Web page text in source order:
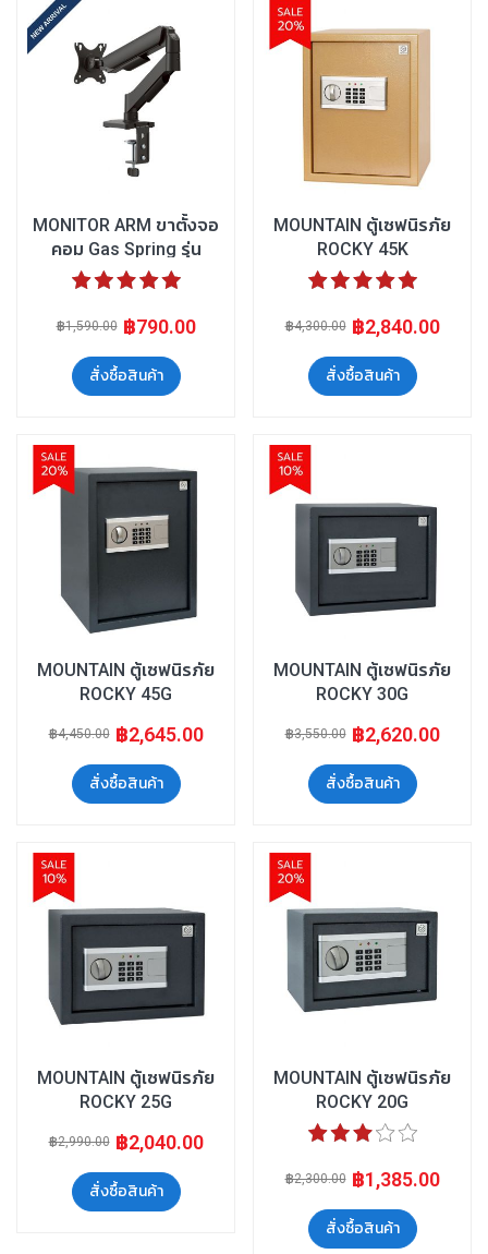
MONITOR ARM ขาตั้งจอ
คอม Gas Spring รุ่น
MO46-1M
ระดับคะแนน:
฿790.00
฿1,590.00
สั่งซื้อสินค้า
MOUNTAIN ตู้เซฟนิรภัย
ROCKY 45K
ระดับคะแนน:
฿2,840.00
฿4,300.00
สั่งซื้อสินค้า
MOUNTAIN ตู้เซฟนิรภัย
ROCKY 45G
฿2,645.00
฿4,450.00
สั่งซื้อสินค้า
MOUNTAIN ตู้เซฟนิรภัย
ROCKY 30G
฿2,620.00
฿3,550.00
สั่งซื้อสินค้า
MOUNTAIN ตู้เซฟนิรภัย
ROCKY 25G
฿2,040.00
฿2,990.00
สั่งซื้อสินค้า
MOUNTAIN ตู้เซฟนิรภัย
ROCKY 20G
ระดับคะแนน:
฿1,385.00
฿2,300.00
สั่งซื้อสินค้า